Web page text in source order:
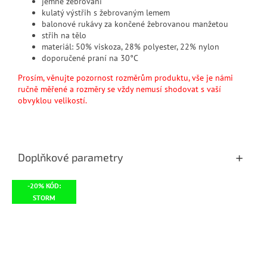
kulatý výstřih s žebrovaným lemem
balonové rukávy za končené žebrovanou manžetou
střih na tělo
materiál: 50% viskoza, 28% polyester, 22% nylon
doporučené praní na 30°C
Prosím, věnujte pozornost rozměrům produktu, vše je námi
ručně měřené a rozměry se vždy nemusí shodovat s vaší
obvyklou velikostí.
Doplňkové parametry
-20% KÓD:
STORM